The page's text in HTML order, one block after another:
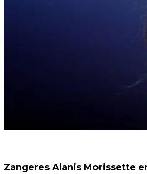
Zangeres Alanis Morissette